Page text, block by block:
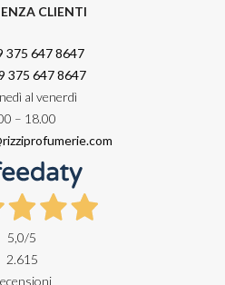
CLIENTI
375 647 8647
375 647 8647
al venerdì
– 18.00
5,0/5
2.615